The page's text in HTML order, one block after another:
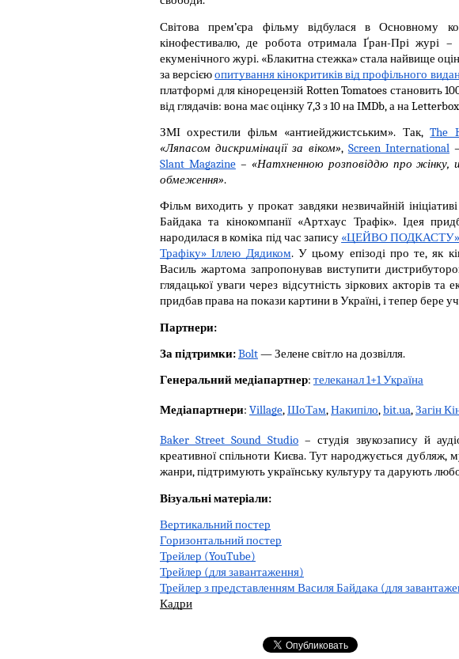
Світова прем’єра фільму відбулася в Основному
кінофестивалю, де робота отримала Ґран-Прі журі
екуменічного журі. «Блакитна стежка» стала найвище
за версією опитування кінокритиків від профільного
платформі для кінорецензій Rotten Tomatoes становить
від глядачів: вона має оцінку 7,3 з 10 на IMDb, а на
ЗМІ охрестили фільм «антиейджистським». Так, The
«Ляпасом дискримінації за віком», Screen International
Slant Magazine – «Натхненною розповіддю про жінку,
обмеження».
Фільм виходить у прокат завдяки незвичайній
Байдака та кінокомпанії «Артхаус Трафік». Ідея
народилася в коміка під час запису «ЦЕЙВО ПОДКАСТУ»
Трафіку» Іллею Дядиком. У цьому епізоді про те, як
Василь жартома запропонував виступити
глядацької уваги через відсутність зіркових акторів
придбав права на покази картини в Україні, і тепер бере
Партнери:
За підтримки: Bolt — Зелене світло на дозвілля.
Генеральний медіапартнер: телеканал 1+1 Україна
Медіапартнери: Village, ШоТам, Накипіло, bit.ua, Загін
Baker Street Sound Studio – студія звукозапису й
креативної спільноти Києва. Тут народжується дубляж,
жанри, підтримують українську культуру та дарують
Візуальні матеріали:
Вертикальний постер
Горизонтальний постер
Трейлер (YouTube)
Трейлер (для завантаження)
Трейлер з представленням Василя Байдака (для
Кадри